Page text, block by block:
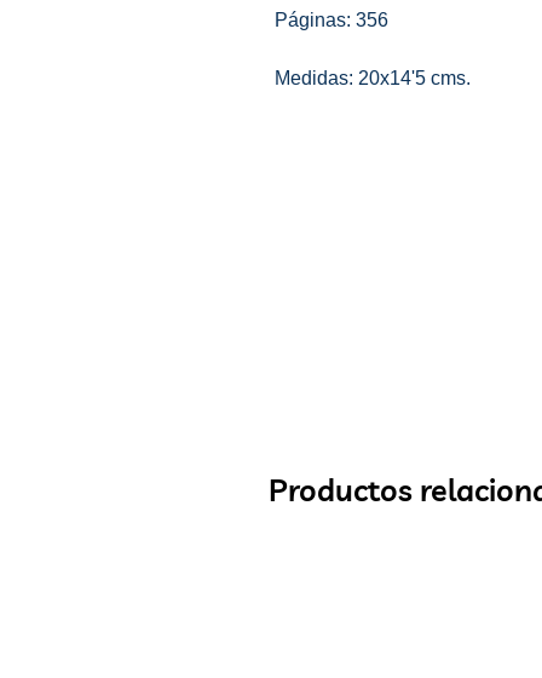
Páginas: 356
Medidas: 20x14'5 cms.
Productos